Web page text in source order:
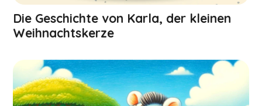
Die Geschichte von Karla, der kleinen
Weihnachts­kerze